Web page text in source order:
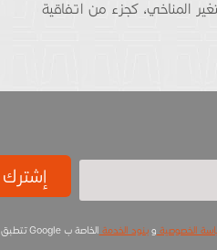
التغير المناخي، كجزء من اتفاقية
إشترك
الخصوصية وبنود الخدمة الخاصة ب Google تتطبق.